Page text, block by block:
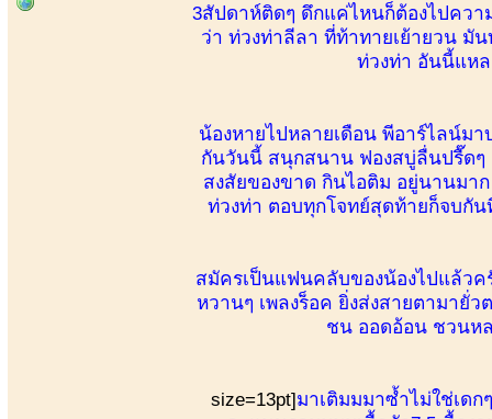
3สัปดาห์ติดๆ ดึกแค่ไหนก็ต้องไปควา
ว่า ท่วงท่าลีลา ที่ท้าทายเย้ายวน มั
ท่วงท่า อันนี้แหล
น้องหายไปหลายเดือน พีอาร์ไลน์ม
กันวันนี้ สนุกสนาน ฟองสบู่ลื่นปรื๊ดๆ
สงสัยของขาด กินไอติม อยู่นานมาก
ท่วงท่า ตอบทุกโจทย์สุดท้ายก็จบกั
สมัครเป็นแฟนคลับของน้องไปแล้วค
หวานๆ เพลงร็อค ยิ่งส่งสายตามายั่
ชน ออดอ้อน ชวนหล
size=13pt]มาเติมมมาซ้ำไม่ใช่เด